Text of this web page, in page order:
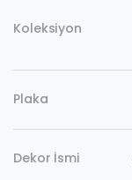
Koleksiyon
Plaka
Dekor İsmi